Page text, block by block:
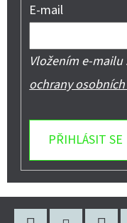
E-mail
Vložením e-
ochrany
PŘIHLÁSIT SE